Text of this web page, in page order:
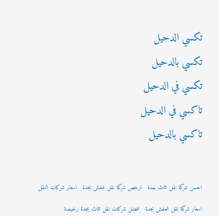
:تكسي الدحيل
تكسي بالدحيل
تكسي في الدحيل
تاكسي في الدحيل
تاكسي بالدحيل
احسن شركة نقل اثاث جدة ارخص شركة نقل عفش بجدة اسعار شركات النقل
اسعار شركة نقل العفش بجدة افضل شركات نقل اثاث بجدة رخيصة